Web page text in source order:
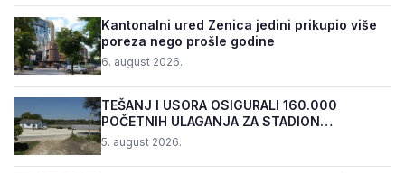
Kantonalni ured Zenica jedini prikupio više
poreza nego prošle godine
6. august 2026.
TEŠANJ I USORA OSIGURALI 160.000
POČETNIH ULAGANJA ZA STADION
„TOPOLIK“
5. august 2026.